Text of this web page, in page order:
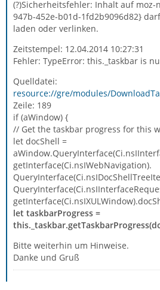
(?)Sicherheitsfehler: Inhalt auf
947b-452e-b01d-1fd2b9096d82}
laden oder verlinken.
Zeitstempel: 12.04.2014 10:27:31
Fehler: TypeError: this._taskbar is
Quelldatei:
resource://gre/modules/
Zeile: 189
if (aWindow) {
// Get the taskbar progress for this
let docShell =
getInterface(Ci.nsIWebNavigation).
let taskbarProgress =
Bitte weiterhin um Hinweise.
Danke und Gruß